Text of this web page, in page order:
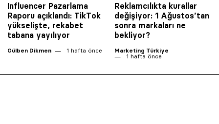
Influencer Pazarlama
Raporu açıklandı: TikTok
yükselişte, rekabet
tabana yayılıyor
Gülben Dikmen 1 hafta önce
Reklamcılıkta kurallar
değişiyor: 1 Ağustos’tan
sonra markaları ne
bekliyor?
Marketing Türkiye
1 hafta önce